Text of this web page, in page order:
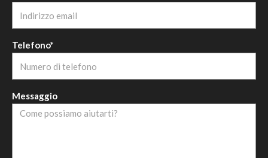
Telefono*
Messaggio